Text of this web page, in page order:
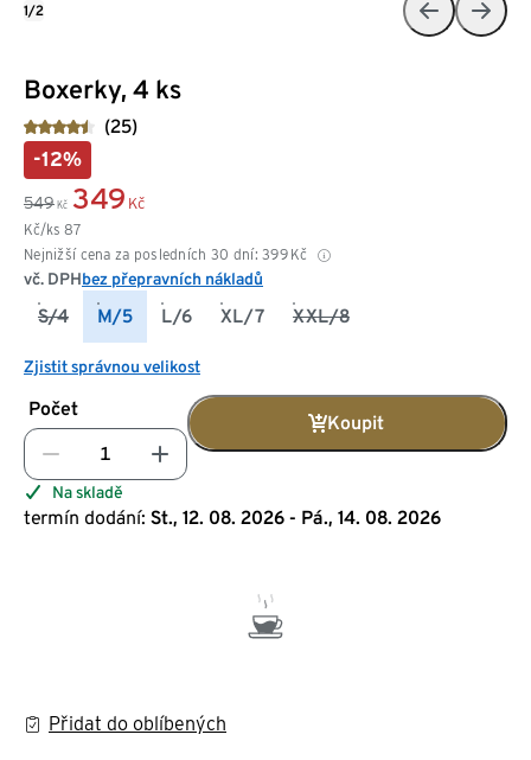
Boxerky, 4 ks
(25)
-12%
549 Kč 349 Kč
Kč/ks 87
Nejnižší cena za posledních 30 dní: 399 Kč
vč. DPHbez přepravních nákladů
S/4 M/5 L/6 XL/7 XXL/8
Zjistit správnou velikost
Počet
Koupit
Na skladě
termín dodání: St., 12. 08. 2026 - Pá., 14. 08. 2026
Přidat do oblíbených
1/2